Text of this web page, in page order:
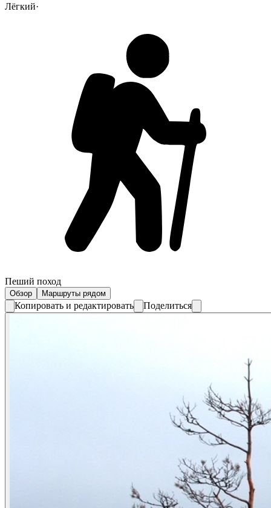
Лёгкий·
Пеший поход
Обзор Маршруты рядом
Копировать и редактировать Поделиться